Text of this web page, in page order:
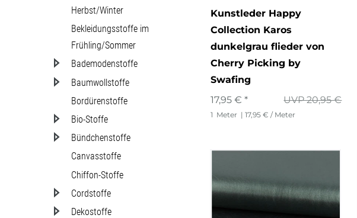
Herbst/Winter
Bekleidungsstoffe im
Frühling/Sommer
Bademodenstoffe
Baumwollstoffe
Bordürenstoffe
Bio-Stoffe
Bündchenstoffe
Canvasstoffe
Chiffon-Stoffe
Cordstoffe
Dekostoffe
Kunstleder Happy
Collection Karos
dunkelgrau flieder von
Cherry Picking by
Swafing
UVP 20,95 €
17,95 € *
1 Meter | 17,95 € / Meter